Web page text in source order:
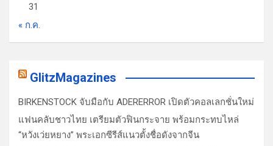
31
« ก.ค.
GlitzMagazines
BIRKENSTOCK จับมือกับ ADERERROR เปิดตัวคอลเลกชั่นใหม่
แฟนคลับชาวไทย เตรียมตัวฟินกระจาย พร้อมกระทบไหล่
“หวังเว่ยหยาง” พระเอกซีรีส์แนวตั้งชื่อดังจากจีน